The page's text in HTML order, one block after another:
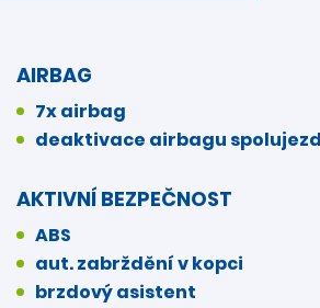
AIRBAG
7x airbag
deaktivace airbagu
AKTIVNÍ BEZPEČNOST
ABS
aut. zabrždění v kopci
brzdový asistent